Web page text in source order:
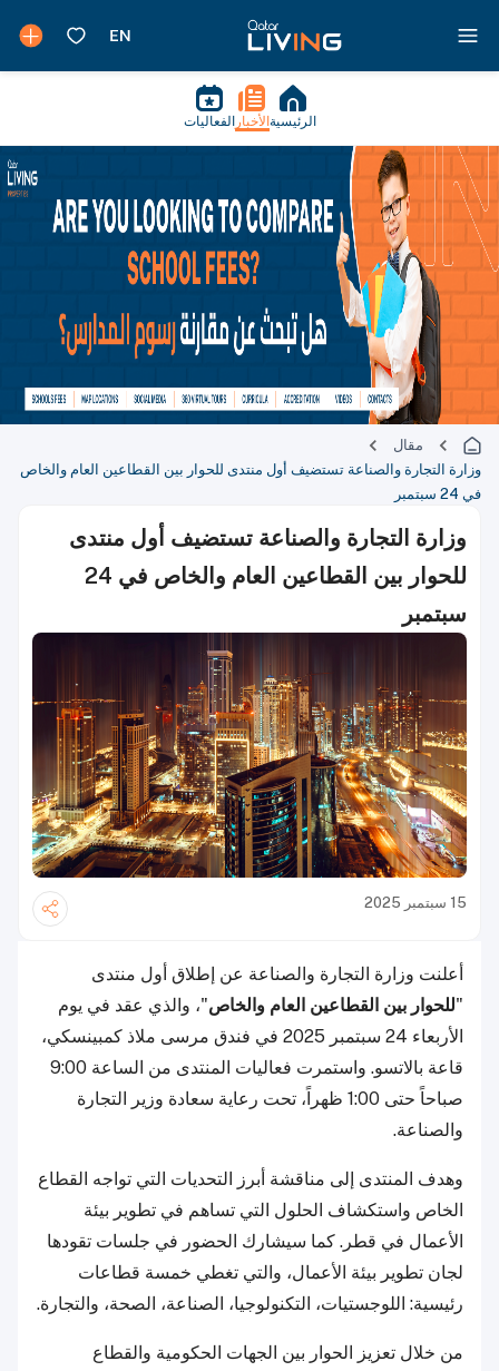
الرئيسية الأخبار الفعاليات
مقال
وزارة التجارة والصناعة تستضيف أول منتدى للحوار بين القطاعين العام والخاص
في 24 سبتمبر
وزارة التجارة والصناعة تستضيف أول منتدى
للحوار بين القطاعين العام والخاص في 24
سبتمبر
15 سبتمبر 2025
أعلنت وزارة التجارة والصناعة عن إطلاق أول منتدى
"للحوار بين القطاعين العام والخاص"، والذي عقد في يوم
الأربعاء 24 سبتمبر 2025 في فندق مرسى ملاذ كمبينسكي،
قاعة بالاتسو. واستمرت فعاليات المنتدى من الساعة 9:00
صباحاً حتى 1:00 ظهراً، تحت رعاية سعادة وزير التجارة
والصناعة.
وهدف المنتدى إلى مناقشة أبرز التحديات التي تواجه القطاع
الخاص واستكشاف الحلول التي تساهم في تطوير بيئة
الأعمال في قطر. كما سيشارك الحضور في جلسات تقودها
لجان تطوير بيئة الأعمال، والتي تغطي خمسة قطاعات
رئيسية: اللوجستيات، التكنولوجيا، الصناعة، الصحة، والتجارة.
من خلال تعزيز الحوار بين الجهات الحكومية والقطاع